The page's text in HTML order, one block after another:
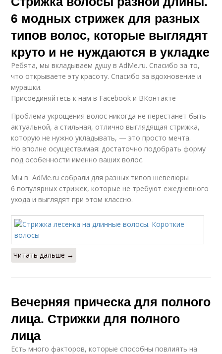
6 модных стрижек для разных
типов волос, которые выглядят
круто и не нуждаются в укладке
Ребята, мы вкладываем душу в AdMe.ru. Cпасибо за то,
что открываете эту красоту. Спасибо за вдохновение и
мурашки.
Присоединяйтесь к нам в Facebook и ВКонтакте
Проблема укрощения волос никогда не перестанет быть
актуальной, а стильная, отлично выглядящая стрижка,
которую не нужно укладывать, — это просто мечта.
Но вполне осуществимая: достаточно подобрать форму
под особенности именно ваших волос.
Мы в AdMe.ru собрали для разных типов шевелюры
6 популярных стрижек, которые не требуют ежедневного
ухода и выглядят при этом классно.
Читать дальше →
Вечерняя прическа для полного
лица. Стрижки для полного
лица
Есть много факторов, которые способны повлиять на